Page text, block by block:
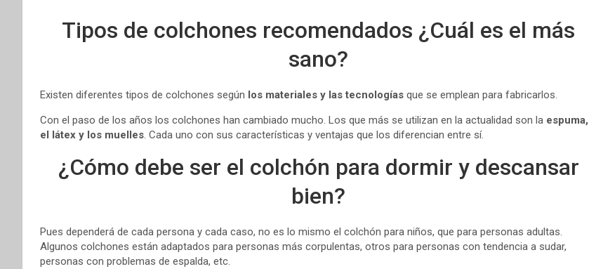
Tipos de colchones recomendados ¿Cuál es el más
sano?
Existen diferentes tipos de colchones según los materiales y las tecnologías que se emplean para fabricarlos.
Con el paso de los años los colchones han cambiado mucho. Los que más se utilizan en la actualidad son la espuma,
el látex y los muelles. Cada uno con sus características y ventajas que los diferencian entre sí.
¿Cómo debe ser el colchón para dormir y descansar
bien?
Pues dependerá de cada persona y cada caso, no es lo mismo el colchón para niños, que para personas adultas.
Algunos colchones están adaptados para personas más corpulentas, otros para personas con tendencia a sudar,
personas con problemas de espalda, etc.